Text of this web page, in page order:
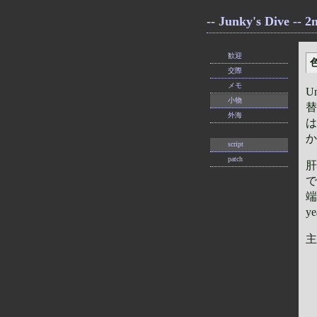
-- Junky's Dive --
歓迎
交際
メモ
小物
外海
script
patch